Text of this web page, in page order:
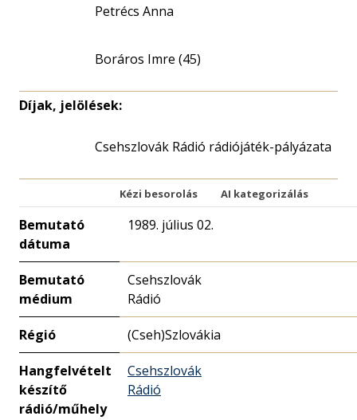
Petrécs Anna
Boráros Imre (45)
Díjak, jelölések:
Csehszlovák Rádió rádiójáték-pályázata
Kézi besorolás AI kategorizálás
Bemutató
dátuma
1989. július 02.
Bemutató
médium
Csehszlovák
Rádió
Régió (Cseh)Szlovákia
Hangfelvételt
készítő
rádió/műhely
Csehszlovák
Rádió